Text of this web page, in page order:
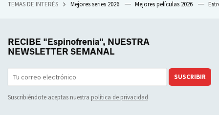
TEMAS DE INTERÉS Mejores series 2026 Mejores películas 2026
RECIBE "Espinofrenia", NUESTRA
NEWSLETTER SEMANAL
SUSCRIBIR
Suscribiéndote aceptas nuestra política de privacidad